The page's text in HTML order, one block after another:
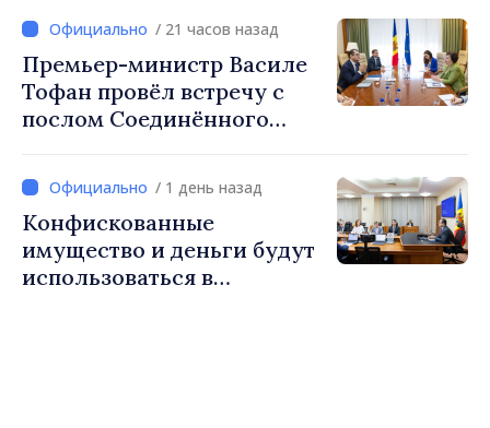
2027 год
/ 21 часов назад
Премьер-министр Василе
Тофан провёл встречу с
послом Соединённого
Великобритании и
Северной Ирландии Ферн
Хорин
/ 1 день назад
Конфискованные
имущество и деньги будут
использоваться в